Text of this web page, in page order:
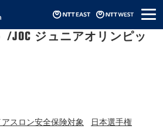
メ
ニ
ュ
クアスロン選手権（2026/
/JOC ジュニアオリンピッ
アスロン安全保険対象
日本選手権